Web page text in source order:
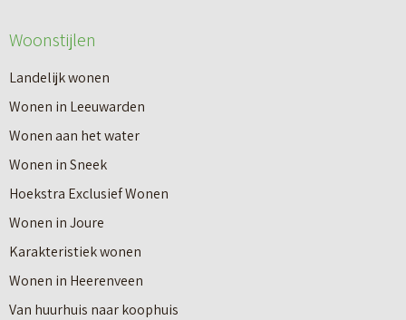
Woonstijlen
Landelijk wonen
Wonen in Leeuwarden
Wonen aan het water
Wonen in Sneek
Hoekstra Exclusief Wonen
Wonen in Joure
Karakteristiek wonen
Wonen in Heerenveen
Van huurhuis naar koophuis